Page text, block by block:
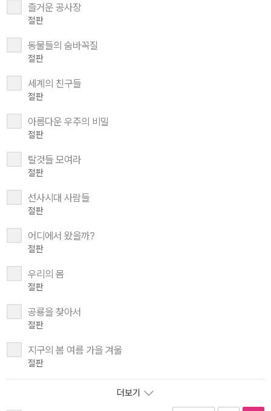
즐거운 공사장
절판
동물들의 숨바꼭질
절판
세계의 친구들
절판
아름다운 우주의 비밀
절판
탈것들 모여라
절판
선사시대 사람들
절판
어디에서 왔을까?
절판
우리의 몸
절판
공룡을 찾아서
절판
지구의 봄 여름 가을 겨울
절판
더보기